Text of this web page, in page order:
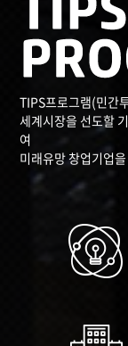
TIPS프로그램(민간
세계시장을 선도할
여
미래유망 창업기업